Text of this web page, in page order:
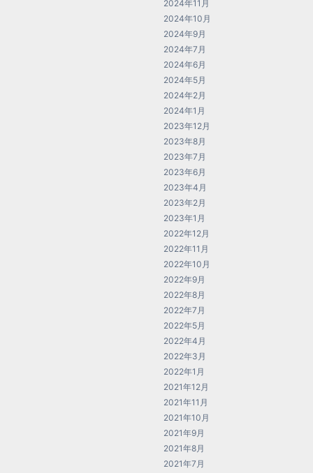
2024年11月
2024年10月
2024年9月
2024年7月
2024年6月
2024年5月
2024年2月
2024年1月
2023年12月
2023年8月
2023年7月
2023年6月
2023年4月
2023年2月
2023年1月
2022年12月
2022年11月
2022年10月
2022年9月
2022年8月
2022年7月
2022年5月
2022年4月
2022年3月
2022年1月
2021年12月
2021年11月
2021年10月
2021年9月
2021年8月
2021年7月